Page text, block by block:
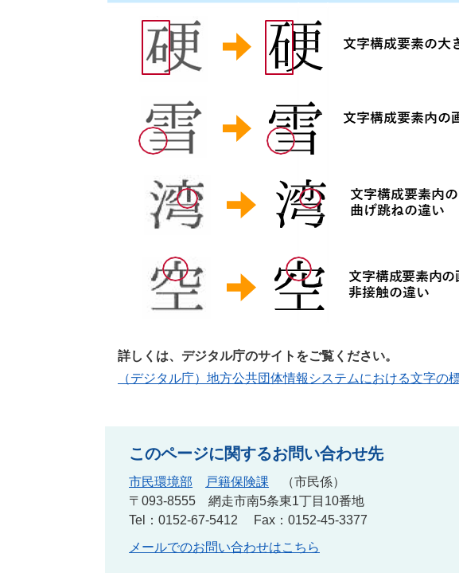
詳しくは、デジタル庁のサイトをご覧ください。
（デジタル庁）地方公共団体情報システムにおける文字の
このページに関するお問い合わせ先
市民環境部 戸籍保険課
市民係
〒093-8555
網走市南5条東1丁目10番地
Tel：0152-67-5412
Fax：0152-45-3377
メールでのお問い合わせはこちら